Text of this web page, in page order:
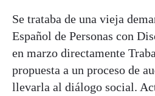
Se trataba de una vieja
Español de Personas con
en marzo directamente
propuesta a un proceso de
llevarla al diálogo social.